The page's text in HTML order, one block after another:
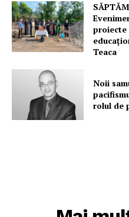
proiecte
Teaca
Noii
rolul de